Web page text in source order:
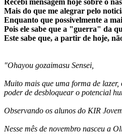
Mais do que me alegrar pelo
Enquanto que possivelmente a
Pois ele sabe que a "guerra" da
Este sabe que, a partir de hoje,
"Ohayou gozaimasu Sensei,
Muito mais que uma forma de
poder de desbloquear o potencial
Observando os alunos do KIR
Nesse mês de novembro nasceu a